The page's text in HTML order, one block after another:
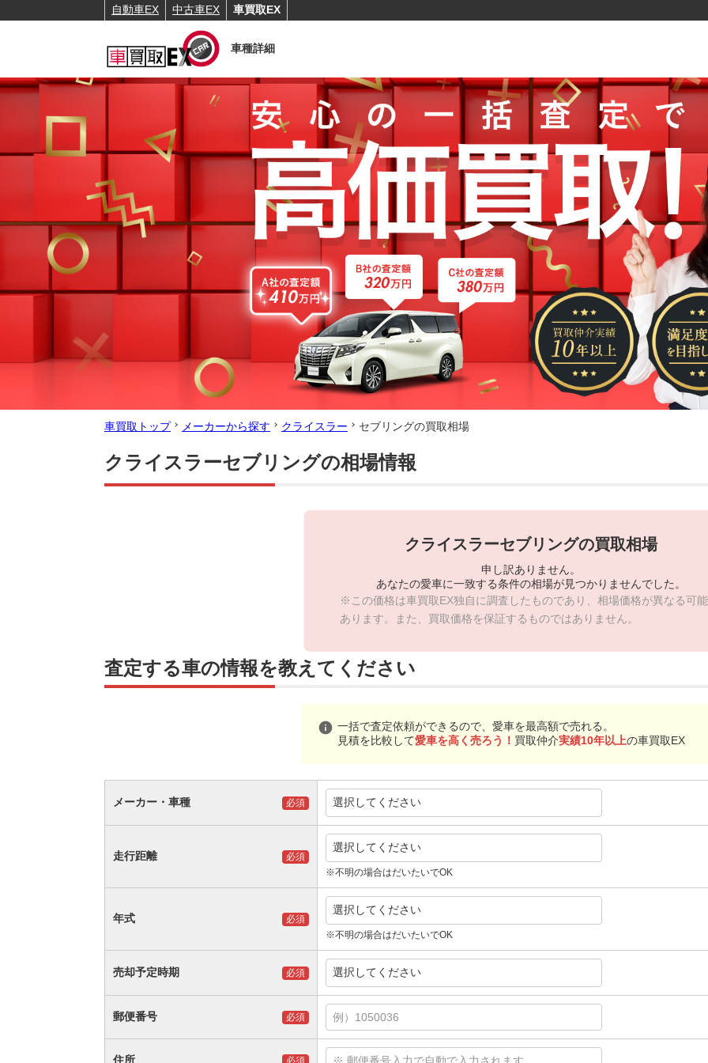
自動車EX 中古車EX 車買取EX
車種詳細
車買取トップ メーカーから探す クライスラー セブリングの買取相場
クライスラーセブリングの相場情報
クライスラーセブリングの買取相場
申し訳ありません。
あなたの愛車に一致する条件の相場が見つかりませんでした。
※この価格は車買取EX独自に調査したものであり、相場価格が異なる可
あります。また、買取価格を保証するものではありません。
査定する車の情報を教えてください
info 一括で査定依頼ができるので、愛車を最高額で売れる。
見積を比較して愛車を高く売ろう！ 買取仲介実績10年以上の車買取EX
メーカー・車種 必須 選択してください
走行距離 必須
選択してください
※不明の場合はだいたいでOK
年式 必須
選択してください
※不明の場合はだいたいでOK
売却予定時期 必須 選択してください
郵便番号 必須
住所 必須